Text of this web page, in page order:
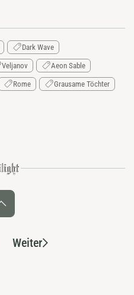
Dark Wave
Veljanov Aeon Sable
Rome Grausame Töchter
Weiter